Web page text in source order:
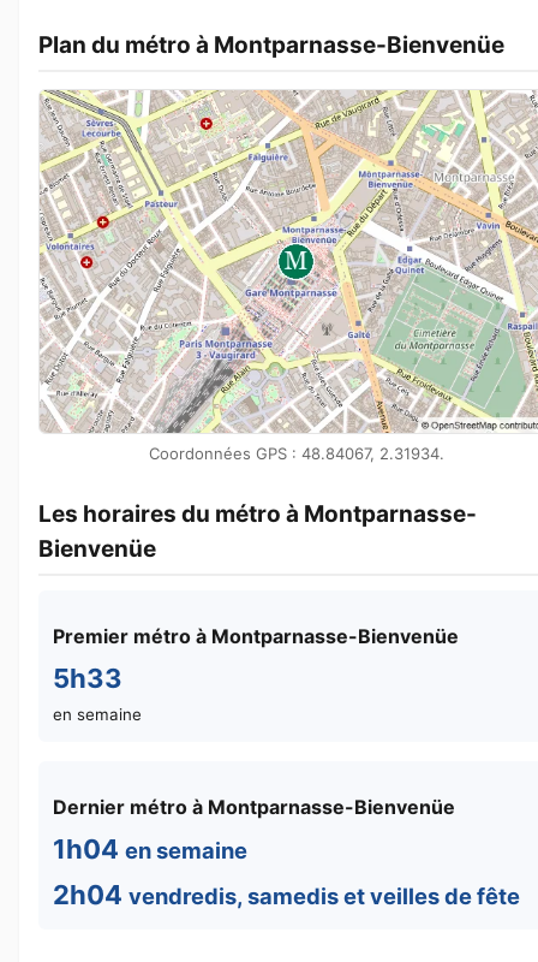
Plan du métro à Montparnasse-Bienvenüe
Coordonnées GPS : 48.84067, 2.31934.
Les horaires du métro à Montparnasse-
Bienvenüe
Premier métro à Montparnasse-Bienvenüe
5h33
en semaine
Dernier métro à Montparnasse-Bienvenüe
1h04 en semaine
2h04 vendredis, samedis et veilles de fête